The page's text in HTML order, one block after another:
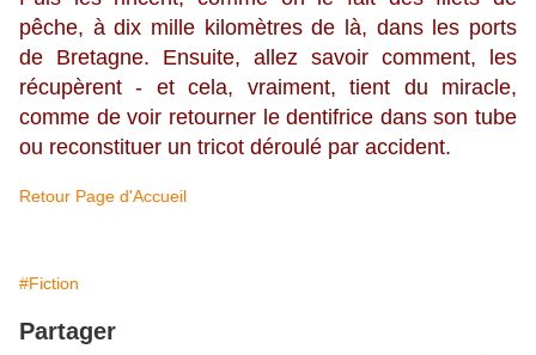
pêche, à dix mille kilomètres de là, dans les ports
de Bretagne. Ensuite, allez savoir comment, les
récupèrent - et cela, vraiment, tient du miracle,
comme de voir retourner le dentifrice dans son tube
ou reconstituer un tricot déroulé par accident.
Retour Page d'Accueil
#Fiction
Partager